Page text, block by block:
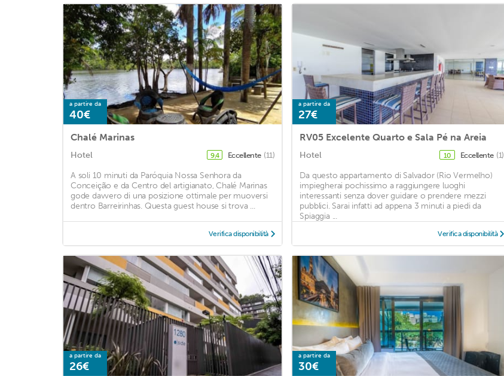
a partire da
40€
Chalé Marinas
Hotel 9,4 Eccellente (11)
A soli 10 minuti da Paróquia Nossa Senhora da
Conceição e da Centro del artigianato, Chalé Marinas
gode davvero di una posizione ottimale per muoversi
dentro Barreirinhas. Questa guest house si trova ...
Verifica disponibilità
a partire da
27€
RV05 Excelente Quarto e Sala Pé na Areia
Hotel 10 Eccellente (1)
Da questo appartamento di Salvador (Rio Vermelho)
impiegherai pochissimo a raggiungere luoghi
interessanti senza dover guidare o prendere mezzi
pubblici. Sarai infatti ad appena 3 minuti a piedi da
Spiaggia ...
Verifica disponibilità
a partire da
26€
a partire da
30€